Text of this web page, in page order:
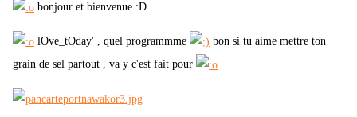
bonjour et bienvenue :D
lOve_tOday' , quel programmme
bon si tu aime mettre ton
grain de sel partout , va y c'est fait pour